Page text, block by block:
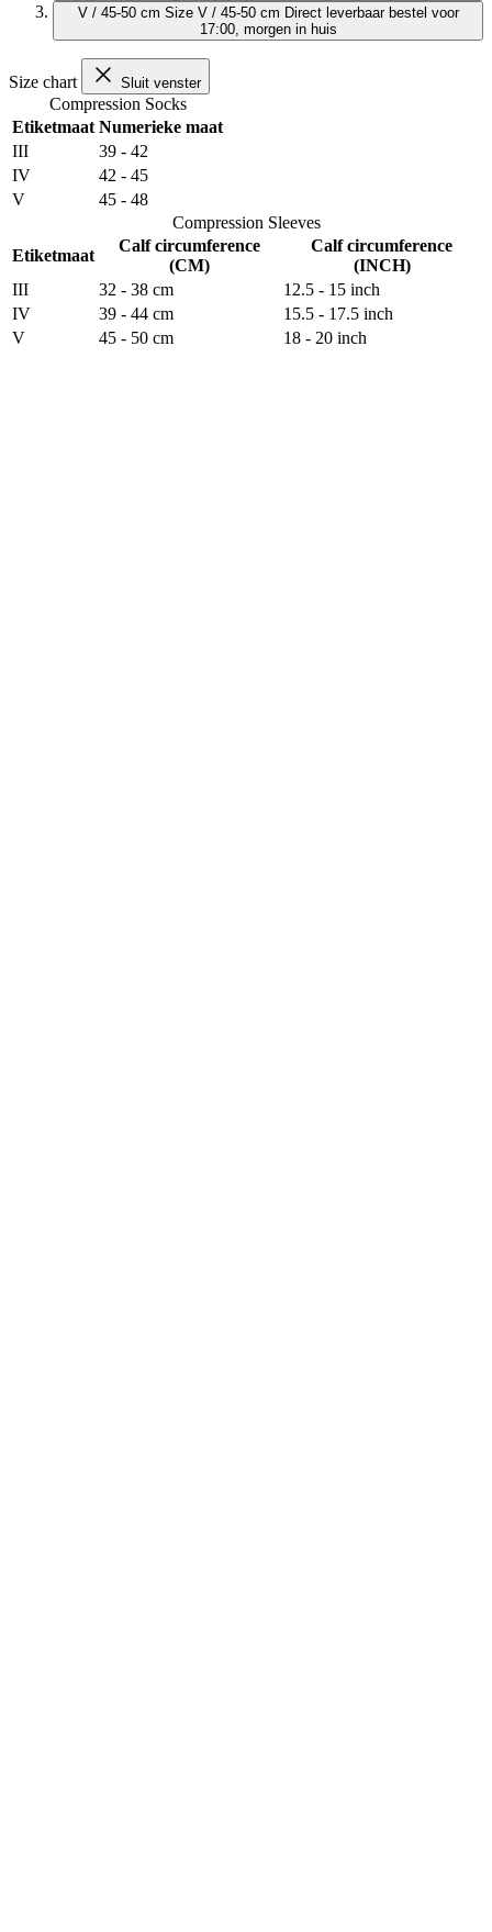
V / 45-50 cm Size V / 45-50 cm Direct leverbaar bestel voor
17:00, morgen in huis
Size chart Sluit venster
Compression Socks
Etiketmaat Numerieke maat
III
39 - 42
IV
42 - 45
V
45 - 48
Compression Sleeves
Etiketmaat
Calf circumference
(CM)
Calf circumference
(INCH)
III
32 - 38 cm
12.5 - 15 inch
IV
39 - 44 cm
15.5 - 17.5 inch
V
45 - 50 cm 18 - 20 inch